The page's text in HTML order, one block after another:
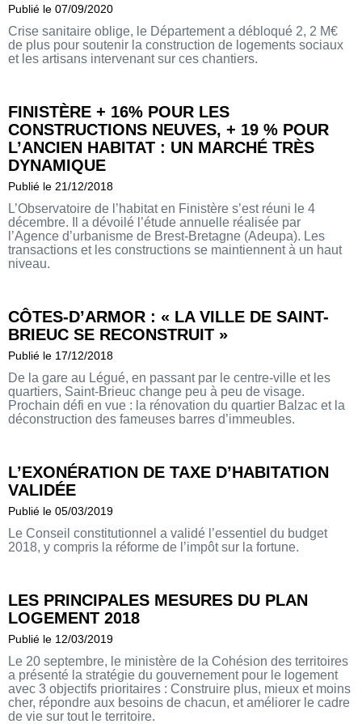
Publié le 07/09/2020
Crise sanitaire oblige, le Département a débloqué 2, 2 M€
de plus pour soutenir la construction de logements sociaux
et les artisans intervenant sur ces chantiers.
FINISTÈRE + 16% POUR LES
CONSTRUCTIONS NEUVES, + 19 % POUR
L’ANCIEN HABITAT : UN MARCHÉ TRÈS
DYNAMIQUE
Publié le 21/12/2018
L’Observatoire de l’habitat en Finistère s’est réuni le 4
décembre. Il a dévoilé l’étude annuelle réalisée par
l’Agence d’urbanisme de Brest-Bretagne (Adeupa). Les
transactions et les constructions se maintiennent à un haut
niveau.
CÔTES-D’ARMOR : « LA VILLE DE SAINT-
BRIEUC SE RECONSTRUIT »
Publié le 17/12/2018
De la gare au Légué, en passant par le centre-ville et les
quartiers, Saint-Brieuc change peu à peu de visage.
Prochain défi en vue : la rénovation du quartier Balzac et la
déconstruction des fameuses barres d’immeubles.
L’EXONÉRATION DE TAXE D’HABITATION
VALIDÉE
Publié le 05/03/2019
Le Conseil constitutionnel a validé l’essentiel du budget
2018, y compris la réforme de l’impôt sur la fortune.
LES PRINCIPALES MESURES DU PLAN
LOGEMENT 2018
Publié le 12/03/2019
Le 20 septembre, le ministère de la Cohésion des territoires
a présenté la stratégie du gouvernement pour le logement
avec 3 objectifs prioritaires : Construire plus, mieux et moins
cher, répondre aux besoins de chacun, et améliorer le cadre
de vie sur tout le territoire.